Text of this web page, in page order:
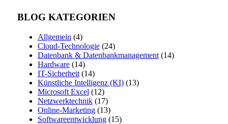
BLOG KATEGORIEN
Allgemein (4)
Cloud-Technologie(24)
Datenbank & Datenbankmanagement(14)
Hardware(14)
IT-Sicherheit(14)
Künstliche Intelligenz (KI)(13)
Microsoft Excel (12)
Netzwerktechnik(17)
Online-Marketing(13)
Softwareentwicklung(15)